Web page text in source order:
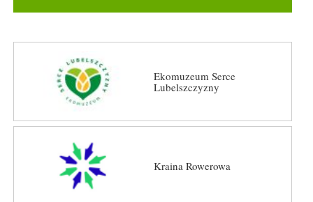
Ekomuzeum Serce
Lubelszczyzny
Kraina Rowerowa